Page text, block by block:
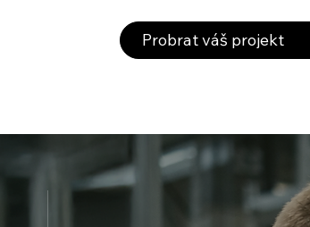
Probrat váš projekt